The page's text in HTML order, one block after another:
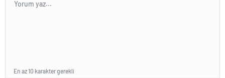
En az 10 karakter gerekli